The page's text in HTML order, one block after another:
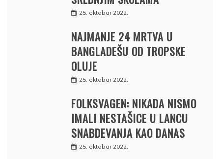
25. oktobar 2022.
NAJMANJE 24 MRTVA U
BANGLADEŠU OD TROPSKE
OLUJE
25. oktobar 2022.
FOLKSVAGEN: NIKADA NISMO
IMALI NESTAŠICE U LANCU
SNABDEVANJA KAO DANAS
25. oktobar 2022.